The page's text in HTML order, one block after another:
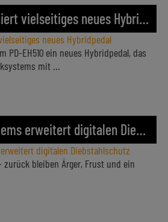
PD-EH510 ein neues Hybridpedal, das
mit ...
zurück bleiben Ärger, Frust und ein